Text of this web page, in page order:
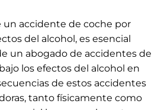
un accidente de coche por
del alcohol, es esencial
un abogado de accidentes de
los efectos del alcohol en
de estos accidentes
tanto físicamente como